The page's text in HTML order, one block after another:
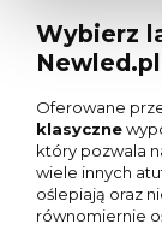
Wybierz
Newled.pl
Oferowane
klasyczne
który pozwala
wiele innych
oślepiają oraz
równomiernie